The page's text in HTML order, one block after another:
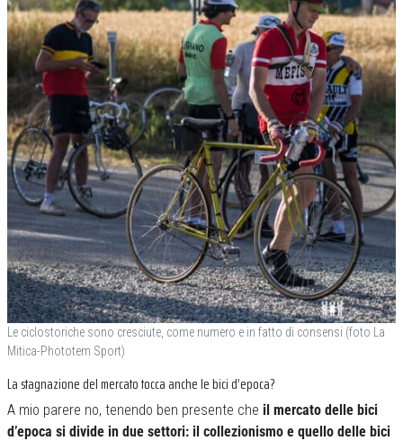
Le ciclostoriche sono cresciute, come numero e in fatto di consensi (foto La
Mitica-Phototem Sport)
La stagnazione del mercato tocca anche le bici d’epoca?
A mio parere no, tenendo ben presente che il mercato delle bici
d’epoca si divide in due settori: il collezionismo e quello delle bici